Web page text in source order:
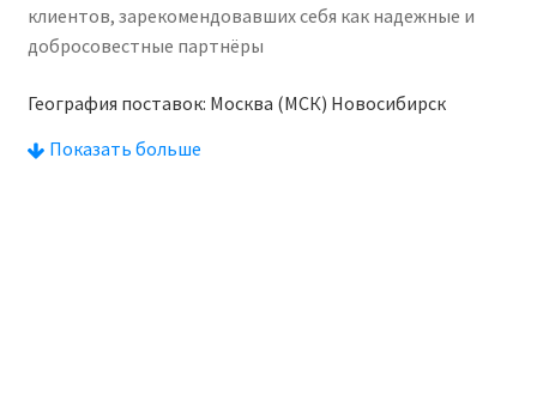
клиентов, зарекомендовавших себя как надежные и
добросовестные партнёры
География поставок: Москва (МСК) Новосибирск
Челябинск Уфа Самара Ростов-на-Дону Краснодар Омск
Показать больше